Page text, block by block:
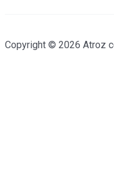
Copyright © 2026 Atroz